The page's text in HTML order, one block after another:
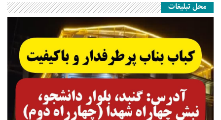
محل تبلیغات